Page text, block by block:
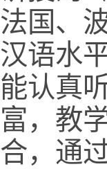
法国、
汉语水
能认真
富，教
合，通